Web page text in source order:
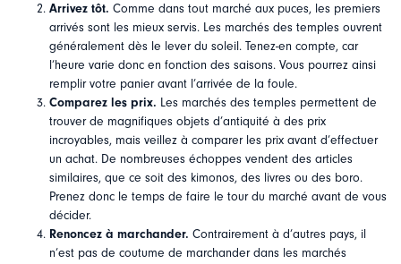
Arrivez tôt. Comme dans tout marché aux puces, les premiers
arrivés sont les mieux servis. Les marchés des temples ouvrent
généralement dès le lever du soleil. Tenez-en compte, car
l’heure varie donc en fonction des saisons. Vous pourrez ainsi
remplir votre panier avant l’arrivée de la foule.
Comparez les prix. Les marchés des temples permettent de
trouver de magnifiques objets d’antiquité à des prix
incroyables, mais veillez à comparer les prix avant d’effectuer
un achat. De nombreuses échoppes vendent des articles
similaires, que ce soit des kimonos, des livres ou des boro.
Prenez donc le temps de faire le tour du marché avant de vous
décider.
Renoncez à marchander. Contrairement à d’autres pays, il
n’est pas de coutume de marchander dans les marchés